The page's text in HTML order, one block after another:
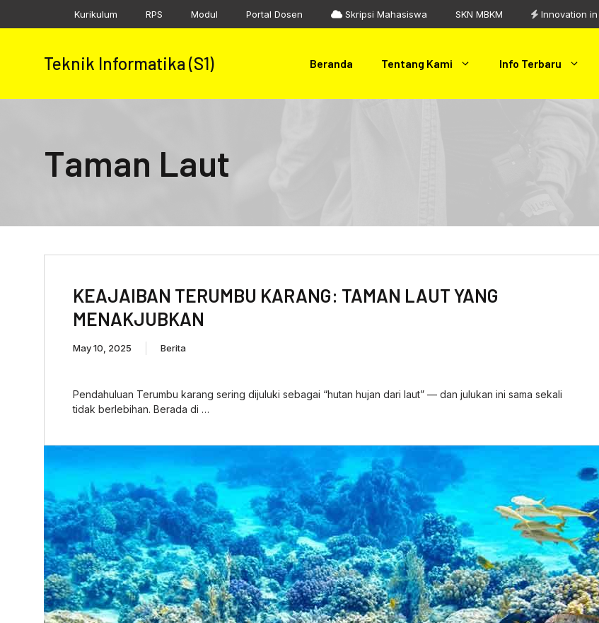
to
Kurikulum RPS Modul Portal Dosen Skripsi Mahasiswa SKN MBKM Innovation
Teknik Informatika (S1) Beranda Tentang Kami Info Terbaru
Taman Laut
KEAJAIBAN TERUMBU KARANG: TAMAN LAUT YANG
MENAKJUBKAN
May 10, 2025 Berita
Pendahuluan Terumbu karang sering dijuluki sebagai “hutan hujan dari laut” — dan julukan ini sama sekali
tidak berlebihan. Berada di …